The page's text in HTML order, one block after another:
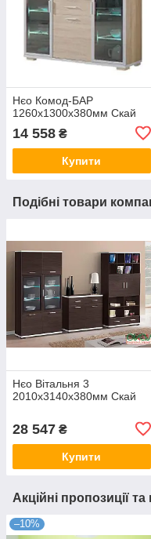
Нєо Комод-БАР
1260х1300х380мм Скай
14 558 ₴
Купити
Подібні товари
Нєо Вітальня 3
2010х3140х380мм Скай
28 547 ₴
Купити
Акційні пропозиції
–10%